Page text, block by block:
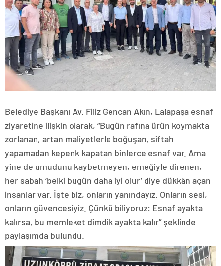
Belediye Başkanı Av. Filiz Gencan Akın, Lalapaşa esnaf
ziyaretine ilişkin olarak, “Bugün rafına ürün koymakta
zorlanan, artan maliyetlerle boğuşan, siftah
yapamadan kepenk kapatan binlerce esnaf var. Ama
yine de umudunu kaybetmeyen, emeğiyle direnen,
her sabah ‘belki bugün daha iyi olur’ diye dükkân açan
insanlar var. İşte biz, onların yanındayız. Onların sesi,
onların güvencesiyiz. Çünkü biliyoruz: Esnaf ayakta
kalırsa, bu memleket dimdik ayakta kalır” şeklinde
paylaşımda bulundu.